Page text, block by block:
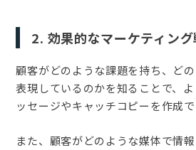
2. 効果的なマーケティン
顧客がどのような課題を持ち、ど
表現しているのかを知ることで、
ッセージやキャッチコピーを作成で
また、顧客がどのような媒体で情